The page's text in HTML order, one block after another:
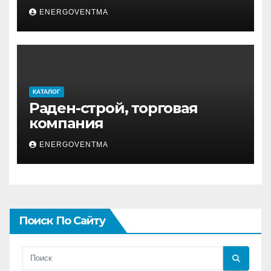
ENERGOVENTMA
КАТАЛОГ
Раден-строй, торговая
компания
ENERGOVENTMA
Поиск По Сайту